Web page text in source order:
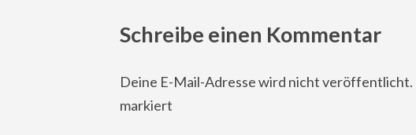
Schreibe einen Kommentar
Deine E-Mail-Adresse wird nicht veröffentlicht.
markiert